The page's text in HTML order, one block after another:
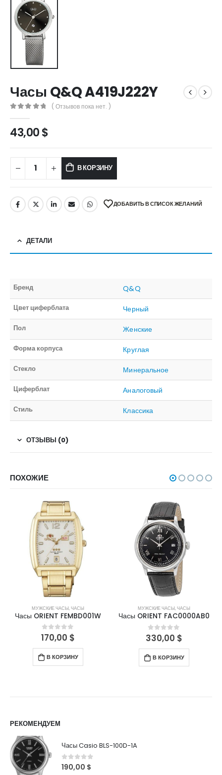
Часы Q&Q A419J222Y
( Отзывов пока нет. )
43,00$
В КОРЗИНУ
ДОБАВИТЬ В СПИСОК ЖЕЛАНИЙ
ДЕТАЛИ
Бренд Q&Q
Цвет циферблата Черный
Пол Женские
Форма корпуса Круглая
Стекло Минеральное
Циферблат Аналоговый
Стиль Классика
ОТЗЫВЫ (0)
ПОХОЖИЕ
МУЖСКИЕ ЧАСЫ,ЧАСЫ
Часы ORIENT FEMBD001W
0out of 5
170,00 $
В КОРЗИНУ
МУЖСКИЕ ЧАСЫ,ЧАСЫ
Часы ORIENT FAC0000AB0
0out of 5
330,00 $
В КОРЗИНУ
РЕКОМЕНДУЕМ
Часы Casio BLS-100D-1A
0out of 5
190,00 $